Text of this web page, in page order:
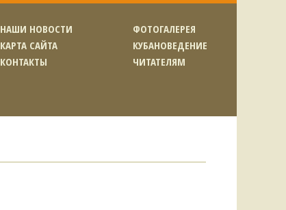
НАШИ НОВОСТИ
КАРТА САЙТА
КОНТАКТЫ
ФОТОГАЛЕРЕЯ
КУБАНОВЕДЕНИЕ
ЧИТАТЕЛЯМ